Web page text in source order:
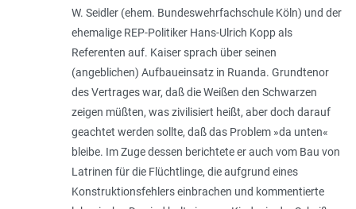
W. Seidler (ehem. Bundeswehrfachschule Köln) und der
ehemalige REP-Politiker Hans-Ulrich Kopp als
Referenten auf. Kaiser sprach über seinen
(angeblichen) Aufbaueinsatz in Ruanda. Grundtenor
des Vertrages war, daß die Weißen den Schwarzen
zeigen müßten, was zivilisiert heißt, aber doch darauf
geachtet werden sollte, daß das Problem »da unten«
bleibe. Im Zuge dessen berichtete er auch vom Bau von
Latrinen für die Flüchtlinge, die aufgrund eines
Konstruktionsfehlers einbrachen und kommentierte